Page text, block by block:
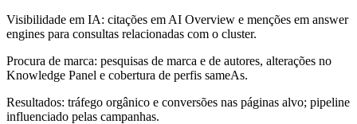
Visibilidade em IA: citações em AI Overview e menções em answer
engines para consultas relacionadas com o cluster.
Procura de marca: pesquisas de marca e de autores, alterações no
Knowledge Panel e cobertura de perfis sameAs.
Resultados: tráfego orgânico e conversões nas páginas alvo; pipeline
influenciado pelas campanhas.